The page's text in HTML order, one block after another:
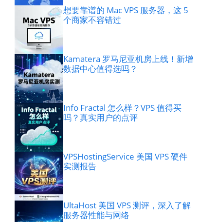
想要靠谱的 Mac VPS 服务器，这 5
个商家不容错过
Kamatera 罗马尼亚机房上线！新增
数据中心值得选吗？
Info Fractal 怎么样？VPS 值得买
吗？真实用户的点评
VPSHostingService 美国 VPS 硬件
实测报告
UltaHost 美国 VPS 测评，深入了解
服务器性能与网络